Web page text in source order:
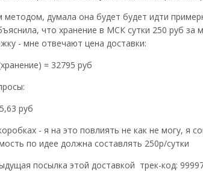
думала она будет будет идти
что хранение в МСК сутки 250 руб
- мне отвечают цена доставки:
= 32795 руб
руб
- я на это повлиять не как не могу, я
по идее должна составлять 250р/сутки
посылка этой доставкой трек-код: